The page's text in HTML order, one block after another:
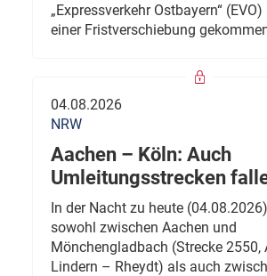
„Expressverkehr Ostbayern“
einer Fristverschiebung
04.08.2026
NRW
Aachen – Köln: Auch
Umleitungsstrecken
In der Nacht zu heute
sowohl zwischen Aachen und
Mönchengladbach (Strecke 2550,
Lindern – Rheydt) als auch